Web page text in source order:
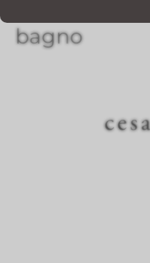
bagno